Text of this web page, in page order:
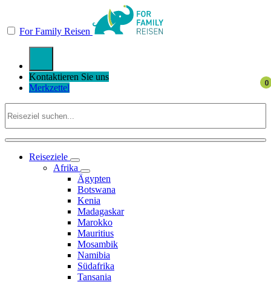
For Family Reisen
Kontaktieren Sie uns
Merkzettel
Reiseziele
Afrika
Ägypten
Botswana
Kenia
Madagaskar
Marokko
Mauritius
Mosambik
Namibia
Südafrika
Tansania